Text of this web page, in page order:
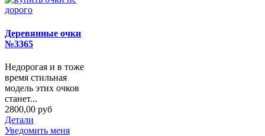
Деревянные очки
№3365
Недорогая и в тоже
время стильная
модель этих очков
станет...
2800,00 руб
Детали
Уведомить меня